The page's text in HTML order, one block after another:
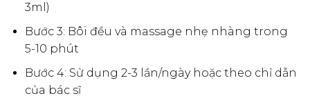
3ml)
Bước 3: Bôi đều và massage nhẹ nhàng trong
5-10 phút
Bước 4: Sử dụng 2-3 lần/ngày hoặc theo chỉ dẫn
của bác sĩ